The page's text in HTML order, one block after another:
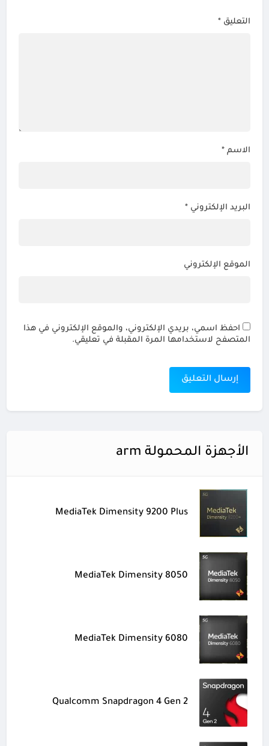
التعليق *
الاسم *
البريد الإلكتروني *
الموقع الإلكتروني
احفظ اسمي، بريدي الإلكتروني، والموقع الإلكتروني في هذا
المتصفح لاستخدامها المرة المقبلة في تعليقي.
الأجهزة المحمولة arm
MediaTek Dimensity 9200 Plus
MediaTek Dimensity 8050
MediaTek Dimensity 6080
Qualcomm Snapdragon 4 Gen 2